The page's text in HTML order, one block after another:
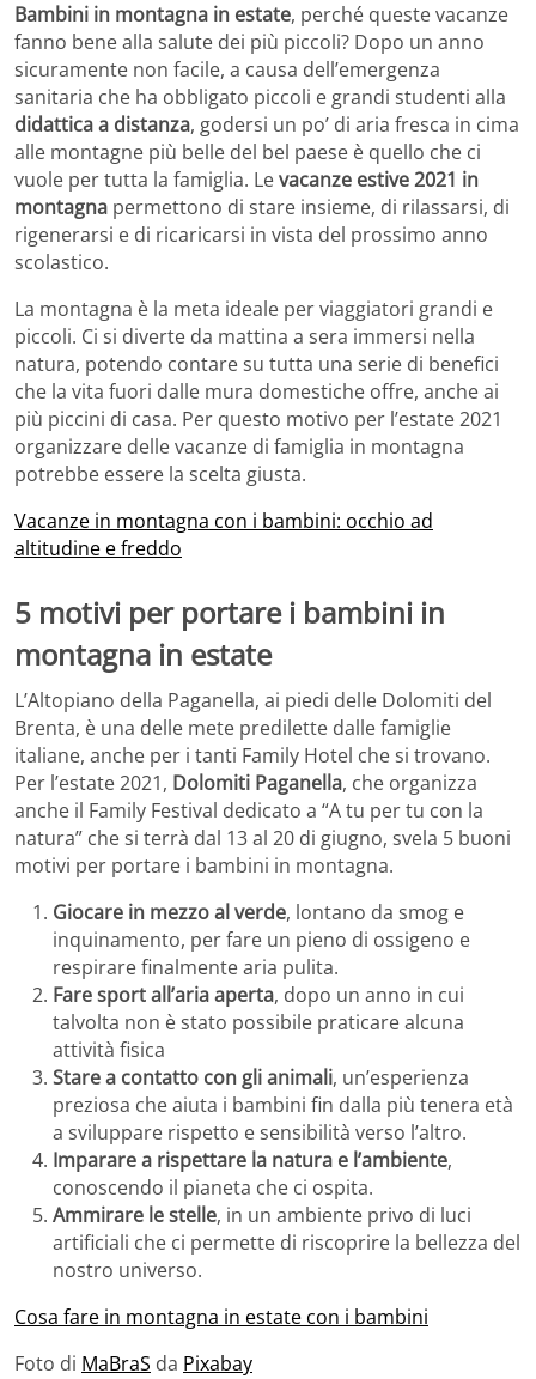
Bambini in montagna in estate, perché queste vacanze
fanno bene alla salute dei più piccoli? Dopo un anno
sicuramente non facile, a causa dell’emergenza
sanitaria che ha obbligato piccoli e grandi studenti alla
didattica a distanza, godersi un po’ di aria fresca in cima
alle montagne più belle del bel paese è quello che ci
vuole per tutta la famiglia. Levacanze estive 2021 in
montagna permettono di stare insieme, di rilassarsi, di
rigenerarsi e di ricaricarsi in vista del prossimo anno
scolastico.
La montagna è la meta ideale per viaggiatori grandi e
piccoli. Ci si diverte da mattina a sera immersi nella
natura, potendo contare su tutta una serie di benefici
che la vita fuori dalle mura domestiche offre, anche ai
più piccini di casa. Per questo motivo per l’estate 2021
organizzare delle vacanze di famiglia in montagna
potrebbe essere la scelta giusta.
Vacanze in montagna con i bambini: occhio ad
altitudine e freddo
5 motivi per portare i bambini in
montagna in estate
L’Altopiano della Paganella, ai piedi delle Dolomiti del
Brenta, è una delle mete predilette dalle famiglie
italiane, anche per i tanti Family Hotel che si trovano.
Per l’estate 2021, Dolomiti Paganella, che organizza
anche il Family Festival dedicato a “A tu per tu con la
natura” che si terrà dal 13 al 20 di giugno, svela 5 buoni
motivi per portare i bambini in montagna.
Giocare in mezzo al verde, lontano da smog e
inquinamento, per fare un pieno di ossigeno e
respirare finalmente aria pulita.
Fare sport all’aria aperta, dopo un anno in cui
talvolta non è stato possibile praticare alcuna
attività fisica
Stare a contatto con gli animali, un’esperienza
preziosa che aiuta i bambini fin dalla più tenera età
a sviluppare rispetto e sensibilità verso l’altro.
Imparare a rispettare la natura e l’ambiente,
conoscendo il pianeta che ci ospita.
Ammirare le stelle, in un ambiente privo di luci
artificiali che ci permette di riscoprire la bellezza del
nostro universo.
Cosa fare in montagna in estate con i bambini
Foto di MaBraS da Pixabay